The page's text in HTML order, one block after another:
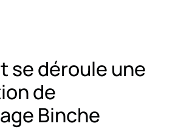
se déroule une
de
Binche